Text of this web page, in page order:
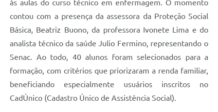
às aulas do curso técnico em enfermagem. O momento
contou com a presença da assessora da Proteção Social
Básica, Beatriz Buono, da professora Ivonete Lima e do
analista técnico da saúde Julio Fermino, representando o
Senac. Ao todo, 40 alunos foram selecionados para a
formação, com critérios que priorizaram a renda familiar,
beneficiando especialmente usuários inscritos no
CadÚnico (Cadastro Único de Assistência Social).